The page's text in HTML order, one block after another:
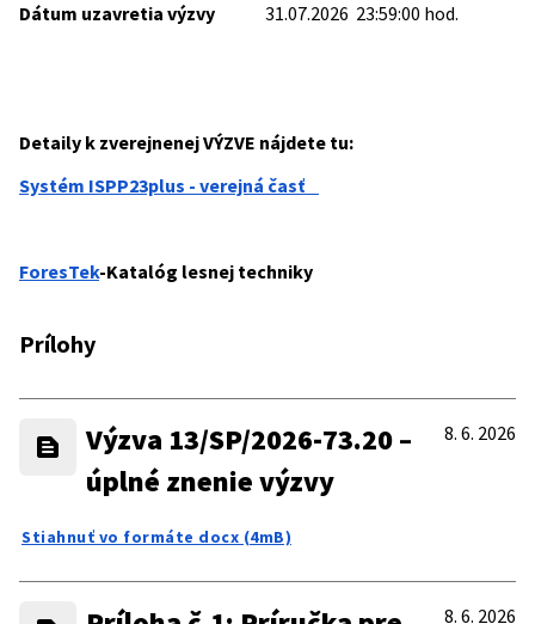
Dátum uzavretia výzvy 31.07.2026 23:59:00 hod.
Detaily k zverejnenej VÝZVE nájdete tu:
Systém ISPP23plus - verejná časť
ForesTek-Katalóg lesnej techniky
Prílohy
Výzva 13/SP/2026-73.20 –
úplné znenie výzvy
8. 6. 2026
Stiahnuť vo formáte docx (4mB)
8. 6. 2026